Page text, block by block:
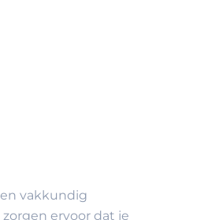
vakkundig
ervoor dat je